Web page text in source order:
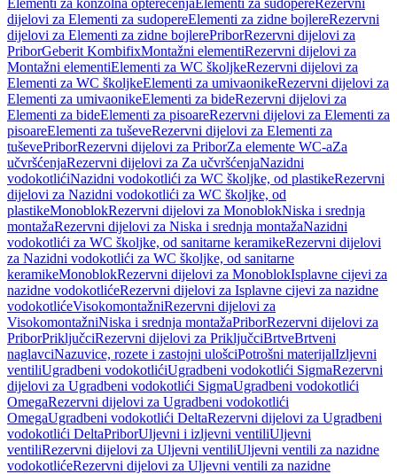
Elementi za konzolna opterećenjaElementi za sudopereRezervni
dijelovi za Elementi za sudopereElementi za zidne bojlereRezervni
dijelovi za Elementi za zidne bojlerePriborRezervni dijelovi za
PriborGeberit KombifixMontažni elementiRezervni dijelovi za
Montažni elementiElementi za WC školjkeRezervni dijelovi za
Elementi za WC školjkeElementi za umivaonikeRezervni dijelovi za
Elementi za umivaonikeElementi za bideRezervni dijelovi za
Elementi za bideElementi za pisoareRezervni dijelovi za Elementi za
pisoareElementi za tuševeRezervni dijelovi za Elementi za
tuševePriborRezervni dijelovi za PriborZa elemente WC-aZa
učvršćenjaRezervni dijelovi za Za učvršćenjaNazidni
vodokotlićiNazidni vodokotlići za WC školjke, od plastikeRezervni
dijelovi za Nazidni vodokotlići za WC školjke, od
plastikeMonoblokRezervni dijelovi za MonoblokNiska i srednja
montažaRezervni dijelovi za Niska i srednja montažaNazidni
vodokotlići za WC školjke, od sanitarne keramikeRezervni dijelovi
za Nazidni vodokotlići za WC školjke, od sanitarne
keramikeMonoblokRezervni dijelovi za MonoblokIsplavne cijevi za
nazidne vodokotlićeRezervni dijelovi za Isplavne cijevi za nazidne
vodokotlićeVisokomontažniRezervni dijelovi za
VisokomontažniNiska i srednja montažaPriborRezervni dijelovi za
PriborPriključciRezervni dijelovi za PriključciBrtveBrtveni
naglavciNazuvice, rozete i zastojni ulošciPotrošni materijalIzljevni
ventiliUgradbeni vodokotlićiUgradbeni vodokotlići SigmaRezervni
dijelovi za Ugradbeni vodokotlići SigmaUgradbeni vodokotlići
OmegaRezervni dijelovi za Ugradbeni vodokotlići
OmegaUgradbeni vodokotlići DeltaRezervni dijelovi za Ugradbeni
vodokotlići DeltaPriborUljevni i izljevni ventiliUljevni
ventiliRezervni dijelovi za Uljevni ventiliUljevni ventili za nazidne
vodokotlićeRezervni dijelovi za Uljevni ventili za nazidne